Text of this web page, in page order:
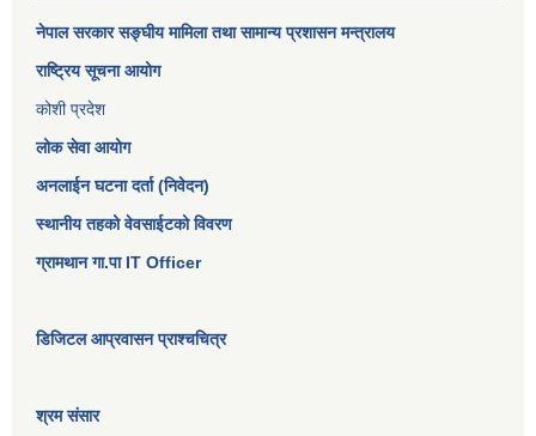
नेपाल सरकारसङ्घीय मामिला तथा सामान्य प्रशासन मन्त्रालय
राष्ट्रिय सूचना आयोग
कोशी प्रदेश
लोक सेवा आयोग
अनलाईन घटना दर्ता (निवेदन)
स्थानीय तहको वेवसाईटको विवरण
ग्रामथान गा.पा IT Officer
डिजिटल आप्रवासन प्राश्चचित्र
श्रम संसार